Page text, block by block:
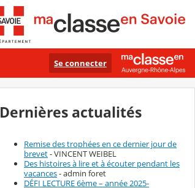
Se connecter
Dernières actualités
Remise des trophées en ce dernier jour de
brevet- VINCENT WEIBEL
Des histoires à lire et à écouter pendant les
vacances- admin foret
DÉFI LECTURE 6ème – année 2025-